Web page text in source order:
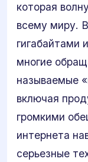
которая
всему миру.
гигабайтами
многие
называемые
включая
громкими
интернета
серьезные